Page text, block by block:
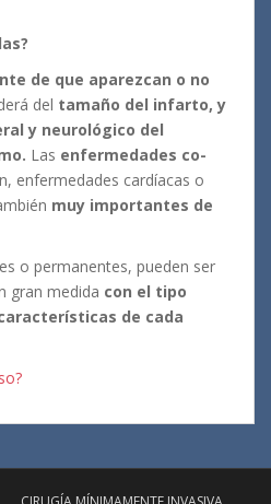
de que aparezcan o no
del tamaño del infarto, y
y neurológico del
Las enfermedades co-
enfermedades cardíacas o
muy importantes de
o permanentes, pueden ser
gran medida con el tipo
de cada